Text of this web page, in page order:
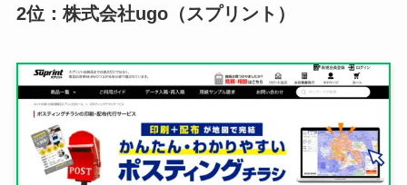
2位：株式会社ugo（スプリント）